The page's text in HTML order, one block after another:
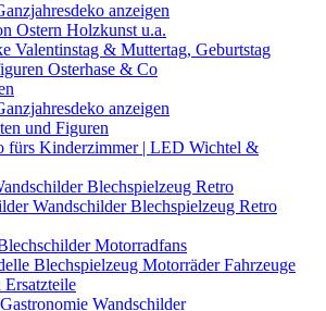
anzeigen
Ostern Holzkunst u.a.
Valentinstag & Muttertag, Geburtstag
Osterhase & Co
anzeigen
und Figuren
fürs Kinderzimmer | LED Wichtel &
Blechspielzeug Retro
Wandschilder Blechspielzeug Retro
Motorradfans
Blechspielzeug Motorräder Fahrzeuge
Wandschilder